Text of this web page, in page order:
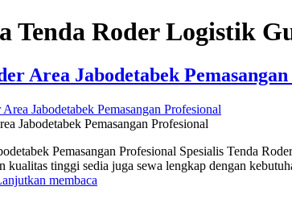
Tenda Roder Logistik
Area Jabodetabek
Jabodetabek Pemasangan Profesional
Pemasangan Profesional Spesialis Tenda
kualitas tinggi sedia juga sewa lengkap dengan
membaca